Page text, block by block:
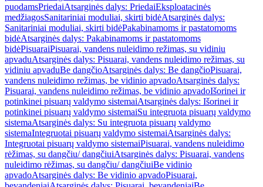
puodamsPriedaiAtsarginės dalys: PriedaiEksploatacinės
medžiagosSanitariniai moduliai, skirti bidėAtsarginės dalys:
Sanitariniai moduliai, skirti bidėPakabinamoms ir pastatomoms
bidėAtsarginės dalys: Pakabinamoms ir pastatomoms
bidėPisuaraiPisuarai, vandens nuleidimo režimas, su vidiniu
apvaduAtsarginės dalys: Pisuarai, vandens nuleidimo režimas, su
vidiniu apvaduBe dangčioAtsarginės dalys: Be dangčioPisuarai,
vandens nuleidimo režimas, be vidinio apvadoAtsarginės dalys:
Pisuarai, vandens nuleidimo režimas, be vidinio apvadoIšorinei ir
potinkinei pisuarų valdymo sistemaiAtsarginės dalys: Išorinei ir
potinkinei pisuarų valdymo sistemaiSu integruota pisuarų valdymo
sistemaAtsarginės dalys: Su integruota pisuarų valdymo
sistemaIntegruotai pisuarų valdymo sistemaiAtsarginės dalys:
Integruotai pisuarų valdymo sistemaiPisuarai, vandens nuleidimo
rėžimas, su dangčiu/ dangčiuiAtsarginės dalys: Pisuarai, vandens
nuleidimo rėžimas, su dangčiu/ dangčiuiBe vidinio
apvadoAtsarginės dalys: Be vidinio apvadoPisuarai,